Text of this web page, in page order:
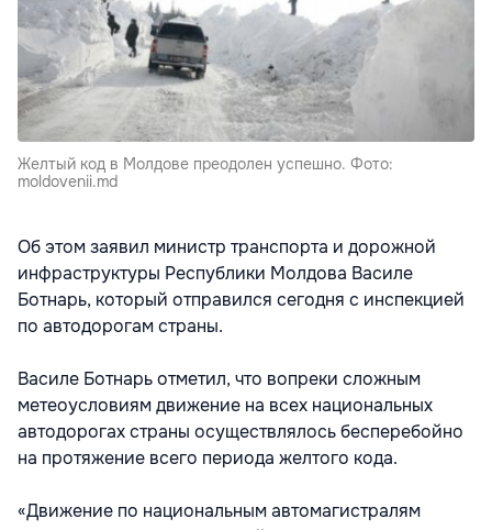
Желтый код в Молдове преодолен успешно. Фото:
moldovenii.md
Об этом заявил министр транспорта и дорожной
инфраструктуры Республики Молдова Василе
Ботнарь, который отправился сегодня с инспекцией
по автодорогам страны.
Василе Ботнарь отметил, что вопреки сложным
метеоусловиям движение на всех национальных
автодорогах страны осуществлялось бесперебойно
на протяжение всего периода желтого кода.
«Движение по национальным автомагистралям